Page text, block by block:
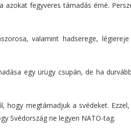
fegyveres támadás érné.
valamint hadserege,
egy ürügy csupán, de ha
hogy megtámadjuk a svédeket. Ezzel,
Svédország ne legyen NATO-tag.